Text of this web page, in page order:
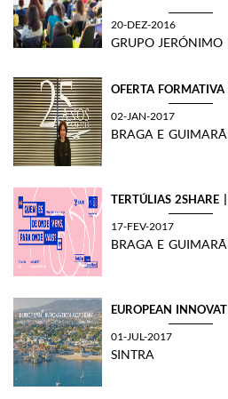
20-DEZ-2016
GRUPO JERÓNIMO
OFERTA
02-JAN-2017
BRAGA E
TERTÚLIAS 2SHARE
17-FEV-2017
BRAGA E
EUROPEAN
01-JUL-2017
SINTRA